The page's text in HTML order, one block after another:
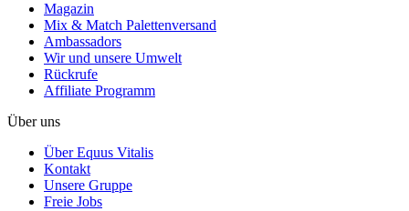
Magazin
Mix & Match Palettenversand
Ambassadors
Wir und unsere Umwelt
Rückrufe
Affiliate Programm
Über uns
Über Equus Vitalis
Kontakt
Unsere Gruppe
Freie Jobs